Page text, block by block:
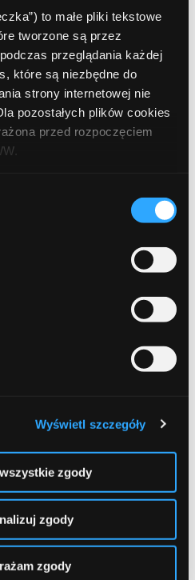
to małe pliki tekstowe
tworzone są przez
przeglądania każdej
które są niezbędne do
strony internetowej nie
pozostałych plików cookies
przed rozpoczęciem
cookies. Więcej:
Polityka
Wyświetl szczegóły
zgody
zgody
zgody